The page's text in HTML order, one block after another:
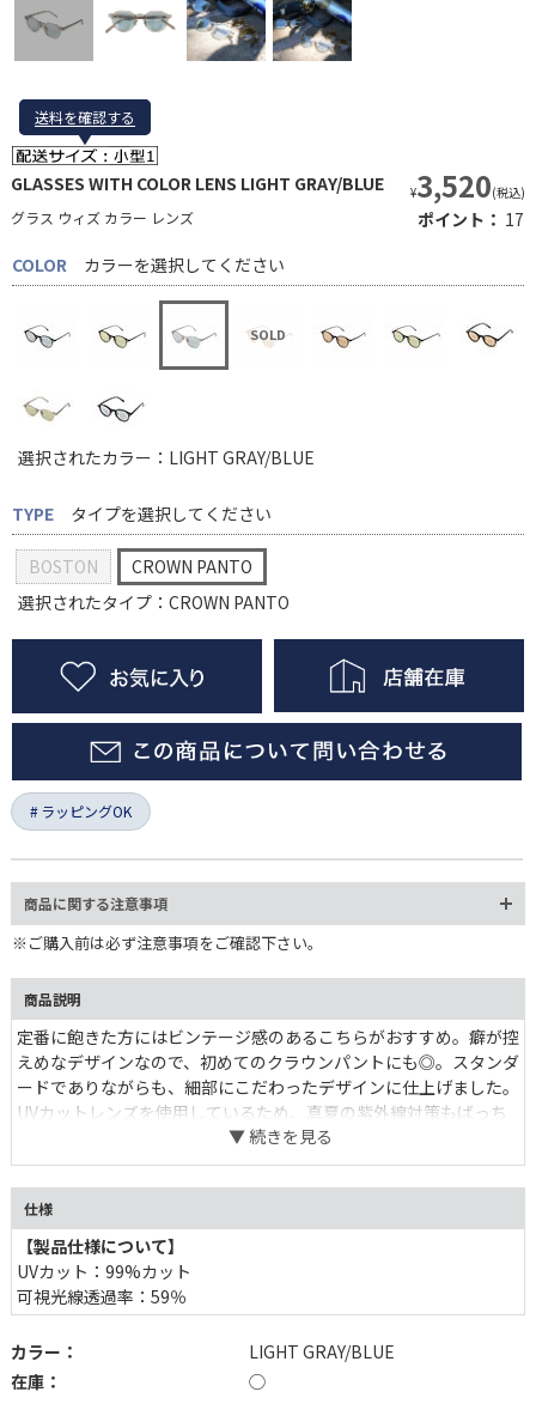
送料を確認する
送料を確認する
GLASSES WITH COLOR LENS LIGHT GRAY/BLUE
グラス ウィズ カラー レンズ
¥3,520(税込)
ポイント： 17
COLOR
カラーを選択してください
選択されたカラー：LIGHT GRAY/BLUE
TYPE タイプを選択してください
BOSTON
CROWN PANTO
選択されたタイプ：CROWN PANTO
ラッピングOK
商品に関する注意事項
※ご購入前は必ず注意事項をご確認下さい。
商品説明
定番に飽きた方にはビンテージ感のあるこちらがおすすめ。癖が控
えめなデザインなので、初めてのクラウンパントにも◎。スタンダ
ードでありながらも、細部にこだわったデザインに仕上げました。
UVカットレンズを使用しているため、真夏の紫外線対策もばっち
仕様
【製品仕様について】
UVカット：99%カット
可視光線透過率：59％
カラー：
LIGHT GRAY/BLUE
在庫：
◯